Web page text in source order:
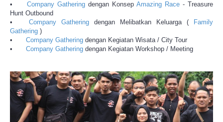
•
Company Gathering dengan Konsep Amazing Race - Treasure
Hunt Outbound
•
Company Gathering dengan Melibatkan Keluarga (
Family
Gathering )
•
Company Gathering dengan Kegiatan Wisata / City Tour
•
Company Gathering dengan Kegiatan Workshop / Meeting